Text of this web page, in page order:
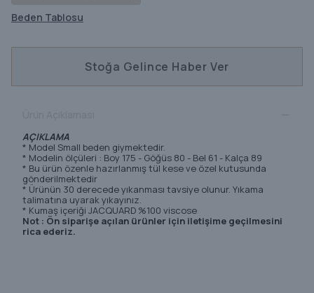
Beden Tablosu
Stoğa Gelince Haber Ver
AÇIKLAMA
* Model Small beden giymektedir.
* Modelin ölçüleri : Boy 175 - Göğüs 80 - Bel 61 - Kalça 89
* Bu ürün özenle hazırlanmış tül kese ve özel kutusunda
gönderilmektedir
* Ürünün 30 derecede yıkanması tavsiye olunur. Yıkama
talimatına uyarak yıkayınız.
* Kumaş içeriği JACQUARD %100 viscose
Not : Ön siparişe açılan ürünler için iletişime geçilmesini
rica ederiz.